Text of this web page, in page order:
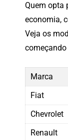
Quem opta
economia,
Veja os
começando
Marca
Fiat
Chevrolet
Renault